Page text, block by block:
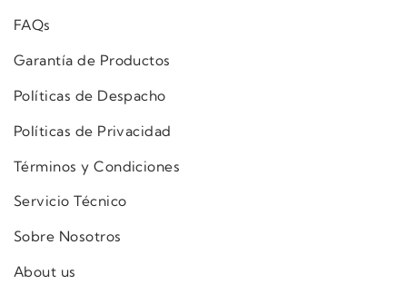
FAQs
Garantía de Productos
Políticas de Despacho
Políticas de Privacidad
Términos y Condiciones
Servicio Técnico
Sobre Nosotros
About us